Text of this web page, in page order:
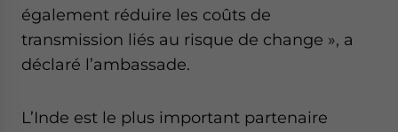
également réduire les coûts de
transmission liés au risque de change », a
déclaré l’ambassade.
L’Inde est le plus important partenaire